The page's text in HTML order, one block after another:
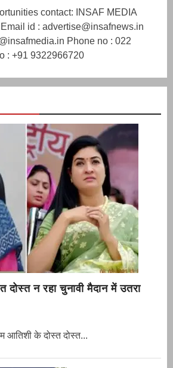
contact: INSAF MEDIA
id : advertise@insafnews.in
Phone no : 022
: +91 9322966720
दोस्त न रहा चुनावी मैदान में उतरा
आतिशी के दोस्त दोस्त...